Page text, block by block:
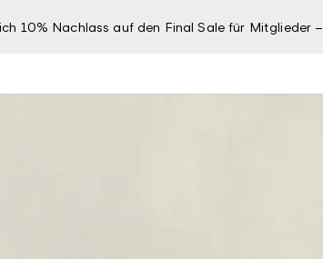
10% Nachlass auf den Final Sale für Mitglieder –